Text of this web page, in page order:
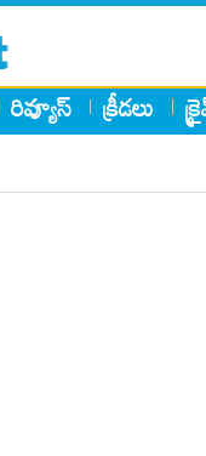
రివ్యూస్ క్రీడలు